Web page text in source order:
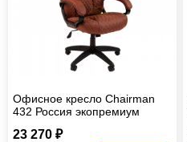
Офисное кресло Chairman
432 Россия экопремиум
23 270 ₽